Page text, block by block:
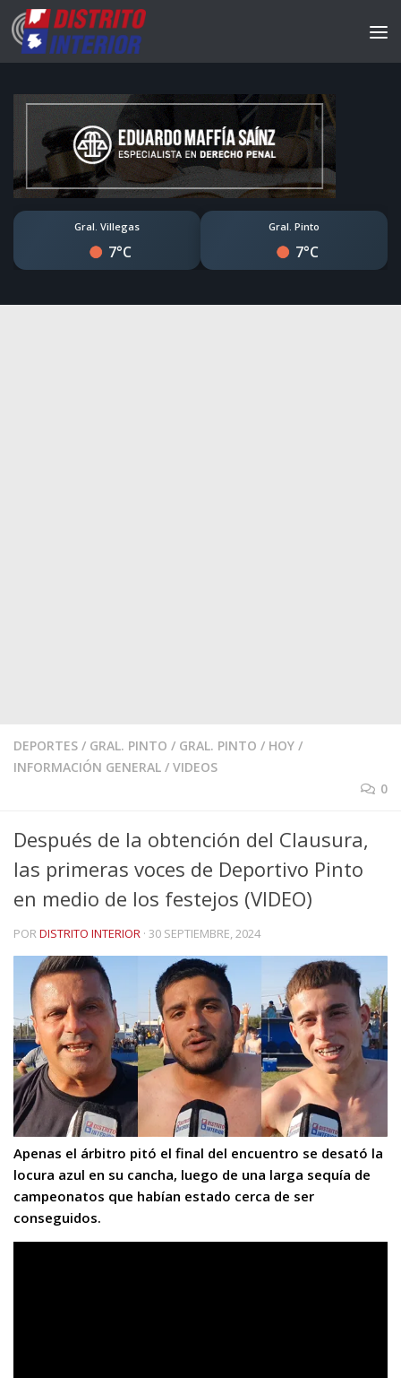
Gral. Villegas
7°C
Gral. Pinto
7°C
DEPORTES / GRAL. PINTO / GRAL. PINTO / HOY /
INFORMACIÓN GENERAL / VIDEOS
0
Después de la obtención del Clausura,
las primeras voces de Deportivo Pinto
en medio de los festejos (VIDEO)
PORDISTRITO INTERIOR · 30 SEPTIEMBRE, 2024
Apenas el árbitro pitó el final del encuentro se desató la
locura azul en su cancha, luego de una larga sequía de
campeonatos que habían estado cerca de ser
conseguidos.